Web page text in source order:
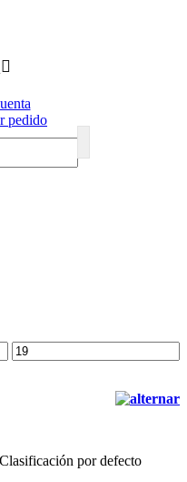
pedido
Clasificación por defecto